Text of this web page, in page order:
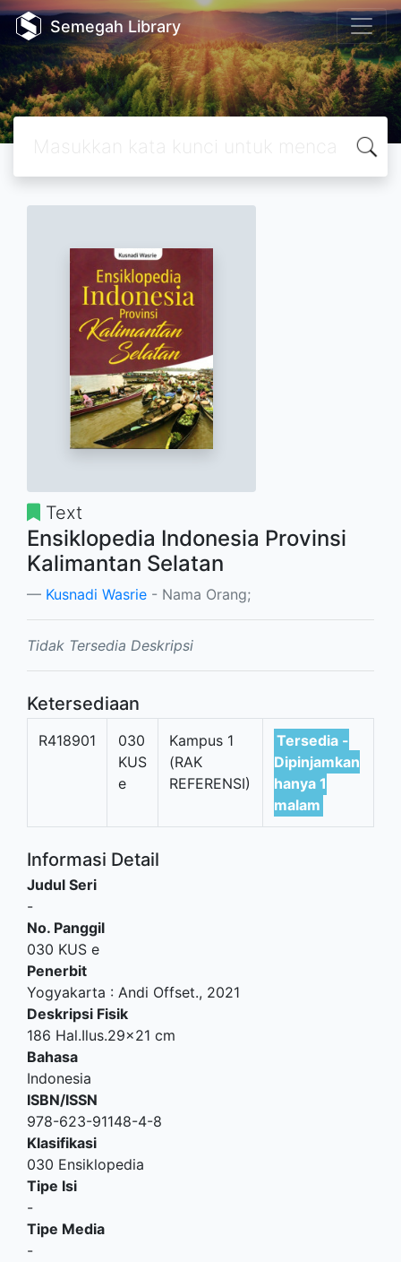
Semegah Library
Text
Ensiklopedia Indonesia Provinsi
Kalimantan Selatan
Kusnadi Wasrie - Nama Orang;
Tidak Tersedia Deskripsi
Ketersediaan
R418901
030
KUS
e
Kampus 1
(RAK
REFERENSI)
Tersedia -
Dipinjamkan
hanya 1
malam
Informasi Detail
Judul Seri
-
No. Panggil
030 KUS e
Penerbit
Yogyakarta : Andi Offset., 2021
Deskripsi Fisik
186 Hal.Ilus.29x21 cm
Bahasa
Indonesia
ISBN/ISSN
978-623-91148-4-8
Klasifikasi
030 Ensiklopedia
Tipe Isi
-
Tipe Media
-